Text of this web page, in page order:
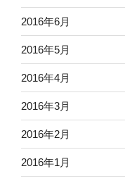
2016年6月
2016年5月
2016年4月
2016年3月
2016年2月
2016年1月